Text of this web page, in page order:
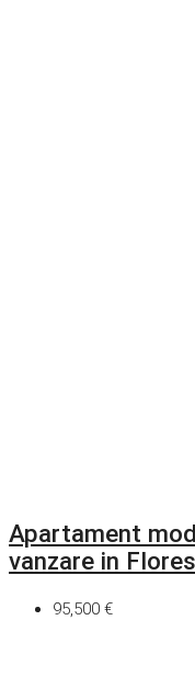
Apartament
vanzare in
95,500 €